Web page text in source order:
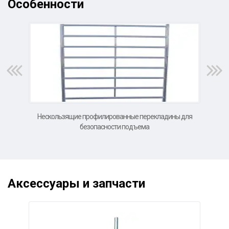
Особенности
Нескользящие профилированные перекладины для
безопасности подъема
Аксессуары и запчасти